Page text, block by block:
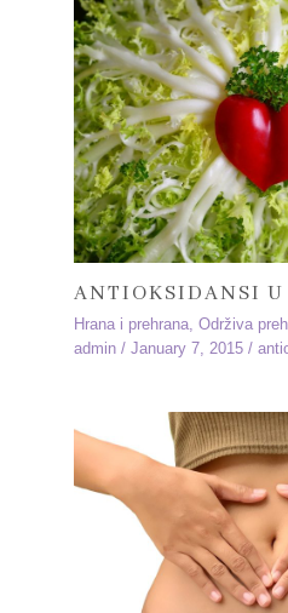
ANTIOKSIDANSI U
Hrana i prehrana,Održiva
admin/January 7, 2015/